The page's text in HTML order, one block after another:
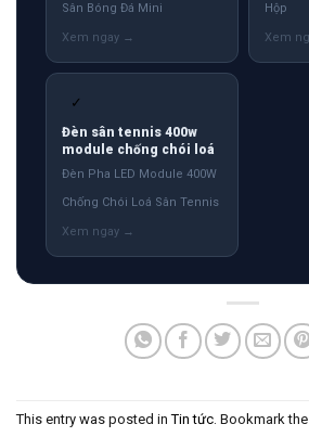
Sân Bóng Đá Mini
Hộp
✓
Đèn sân tennis 400w
module chống chói loá
Đèn Pha LED Module 400W
Chống Chói Loá Sân Tennis
This entry was posted inTin tức . Bookmark the